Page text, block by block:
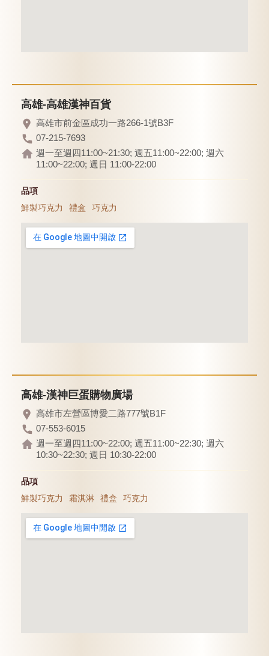
高雄-高雄漢神百貨
高雄市前金區成功一路266-1號B3F
07-215-7693
週一至週四11:00~21:30; 週五11:00~22:00; 週六
11:00~22:00; 週日 11:00-22:00
品項
鮮製巧克力
禮盒 巧克力
高雄-漢神巨蛋購物廣場
高雄市左營區博愛二路777號B1F
07-553-6015
週一至週四11:00~22:00; 週五11:00~22:30; 週六
10:30~22:30; 週日 10:30-22:00
品項
鮮製巧克力
霜淇淋 禮盒 巧克力